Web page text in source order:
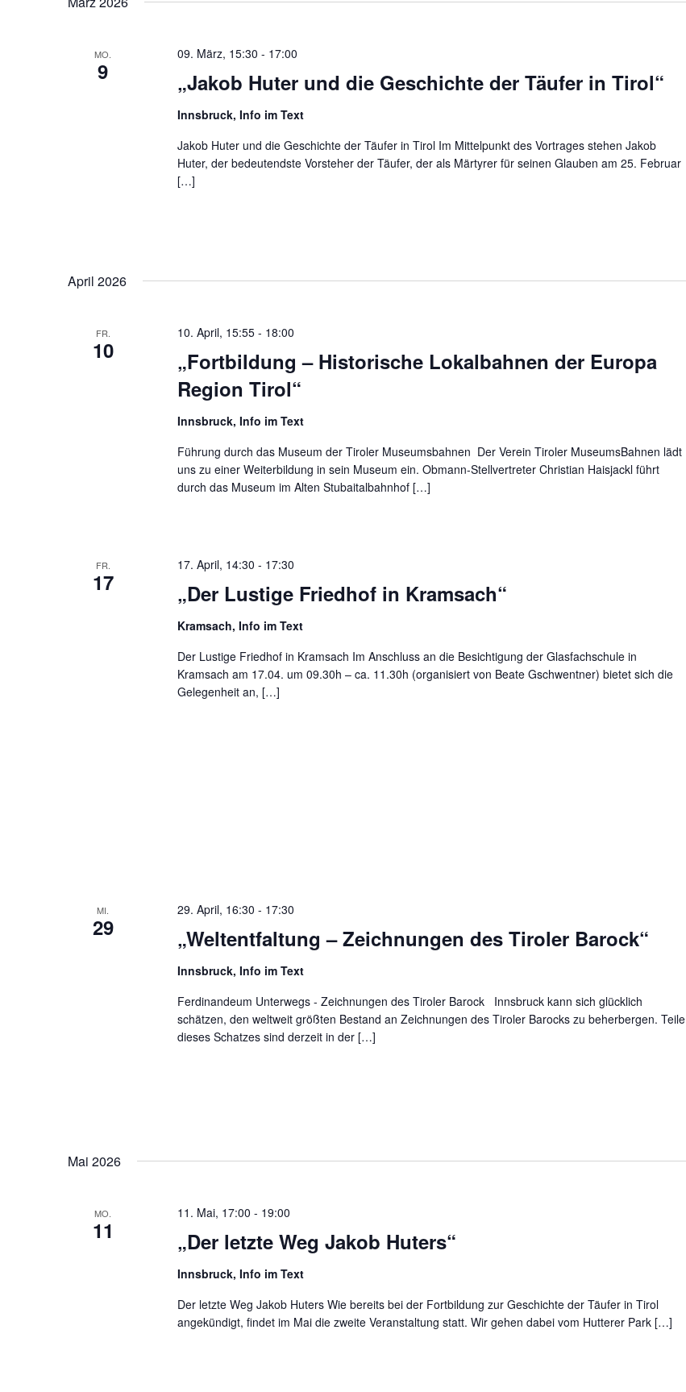
Schlüsselwort.
MO.
9 „Jakob Huter und die Geschichte der Täufer in Tirol“
09. März, 15:30 - 17:00
Innsbruck, Info im Text
Jakob Huter und die Geschichte der Täufer in Tirol Im Mittelpunkt des Vortrages stehen Jakob
Huter, der bedeutendste Vorsteher der Täufer, der als Märtyrer für seinen Glauben am 25. Februar
[…]
April 2026
FR.
10
„Fortbildung – Historische Lokalbahnen der Europa
Region Tirol“
10. April, 15:55- 18:00
Innsbruck, Info im Text
Führung durch das Museum der Tiroler Museumsbahnen Der Verein Tiroler MuseumsBahnen lädt
uns zu einer Weiterbildung in sein Museum ein. Obmann-Stellvertreter Christian Haisjackl führt
durch das Museum im Alten Stubaitalbahnhof […]
FR.
17 „Der Lustige Friedhof in Kramsach“
17. April, 14:30 - 17:30
Kramsach, Info im Text
Der Lustige Friedhof in Kramsach Im Anschluss an die Besichtigung der Glasfachschule in
Kramsach am 17.04. um 09.30h – ca. 11.30h (organisiert von Beate Gschwentner) bietet sich die
Gelegenheit an, […]
MI.
29 „Weltentfaltung – Zeichnungen des Tiroler Barock“
29. April, 16:30 - 17:30
Innsbruck, Info im Text
Ferdinandeum Unterwegs - Zeichnungen des Tiroler Barock Innsbruck kann sich glücklich
schätzen, den weltweit größten Bestand an Zeichnungen des Tiroler Barocks zu beherbergen. Teile
dieses Schatzes sind derzeit in der […]
Mai 2026
MO.
11 „Der letzte Weg Jakob Huters“
11. Mai, 17:00 - 19:00
Innsbruck, Info im Text
Der letzte Weg Jakob Huters Wie bereits bei der Fortbildung zur Geschichte der Täufer in Tirol
angekündigt, findet im Mai die zweite Veranstaltung statt. Wir gehen dabei vom Hutterer Park […]